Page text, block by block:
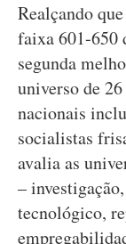
Realçando
faixa 601‑650
segunda
universo de
nacionais
socialistas
avalia as
–
tecnológico,